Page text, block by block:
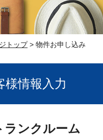
トップ> 物件お申し込み
様情報入力
ランクルーム